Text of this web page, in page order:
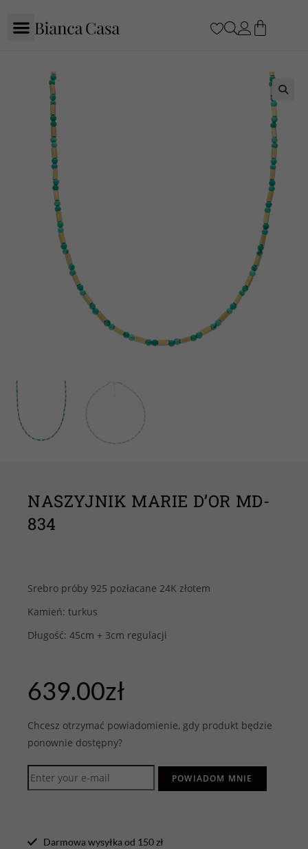
NASZYJNIK MARIE D’OR MD-
834
Srebro próby 925 pozłacane 24K złotem
Kamień: turkus
Długość: 45cm + 3cm regulacji
639.00zł
Chcesz otrzymać powiadomienie, gdy produkt będzie
ponownie dostępny?
POWIADOM MNIE
Darmowa wysyłka od 150 zł